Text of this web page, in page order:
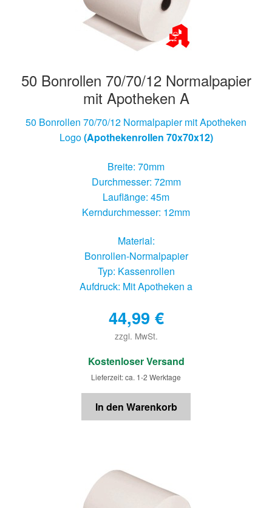
50 Bonrollen 70/70/12 Normalpapier
mit Apotheken A
50 Bonrollen 70/70/12 Normalpapier mit Apotheken
Logo(Apothekenrollen 70x70x12)
Breite: 70mm
Durchmesser: 72mm
Lauflänge: 45m
Kerndurchmesser: 12mm
Material:
Bonrollen-Normalpapier
Typ: Kassenrollen
Aufdruck: Mit Apotheken a
44,99 €
zzgl. MwSt.
€
Kostenloser Versand
Lieferzeit: ca. 1-2 Werktage
In den Warenkorb